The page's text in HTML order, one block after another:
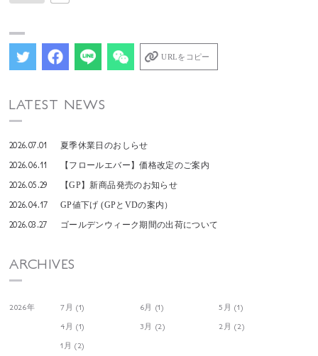
URLをコピー
LATEST NEWS
2026.07.01 夏季休業日のおしらせ
2026.06.11 【フロールエバー】価格改定のご案内
2026.05.29 【GP】新商品発売のお知らせ
2026.04.17 GP値下げ (GPとVDの案内）
2026.03.27 ゴールデンウィーク期間の出荷について
ARCHIVES
2026年 7月 (1) 6月 (1)
5月 (1)
4月 (1)
3月 (2)
2月 (2)
1月 (2)